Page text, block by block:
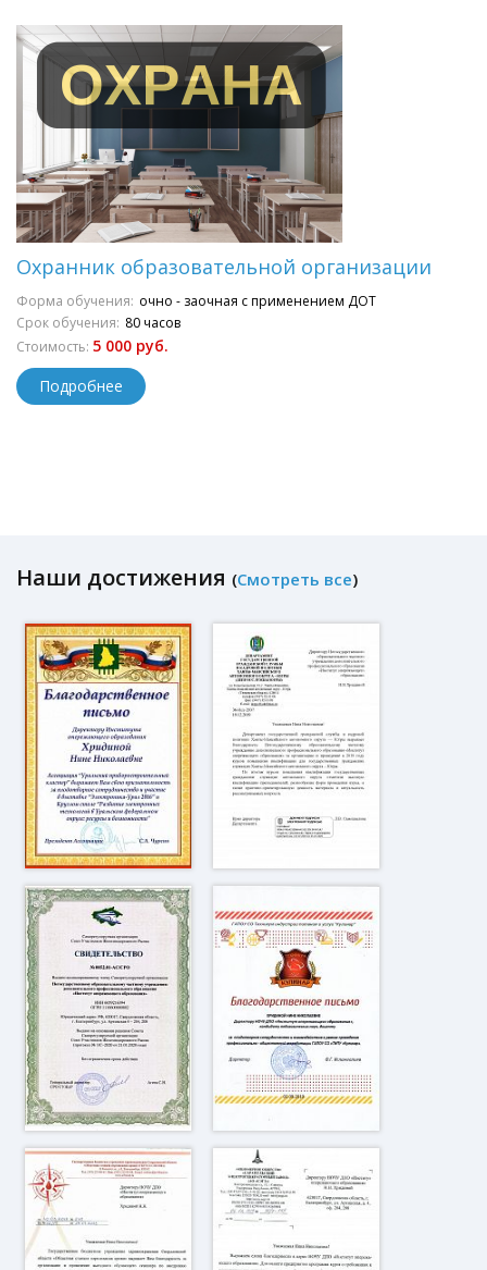
Охранник образовательной организации
Форма обучения: очно - заочная с применением ДОТ
Срок обучения: 80 часов
Стоимость: 5 000 руб.
Подробнее
Наши достижения (Смотреть все)